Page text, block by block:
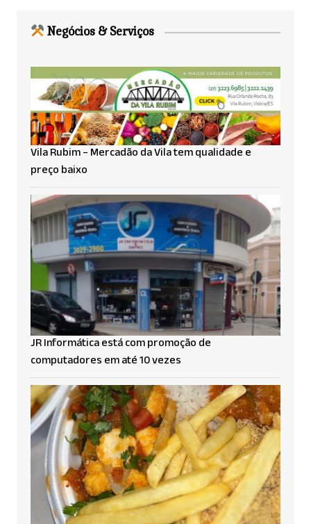
Negócios & Serviços
Vila Rubim – Mercadão da Vila tem qualidade e
preço baixo
JR Informática está com promoção de
computadores em até 10 vezes